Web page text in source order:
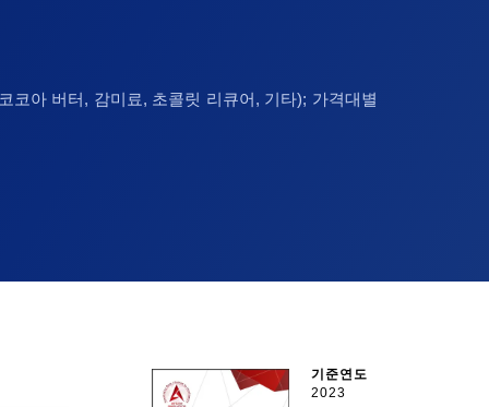
코아 버터, 감미료, 초콜릿 리큐어, 기타); 가격대별
기준연도
2023